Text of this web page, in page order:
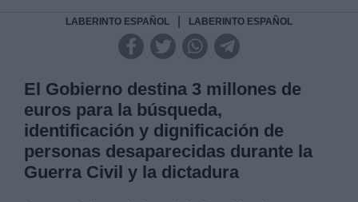
LABERINTO ESPAÑOL LABERINTO ESPAÑOL
El Gobierno destina 3 millones de
euros para la búsqueda,
identificación y dignificación de
personas desaparecidas durante la
Guerra Civil y la dictadura
Legitimación:
Destinatarios: